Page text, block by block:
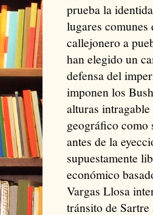
prueba la
lugares
callejonero a
han elegido un
defensa del
imponen los
alturas
geográfico como
antes de la
supuestamente
económico
Vargas Llosa
tránsito de